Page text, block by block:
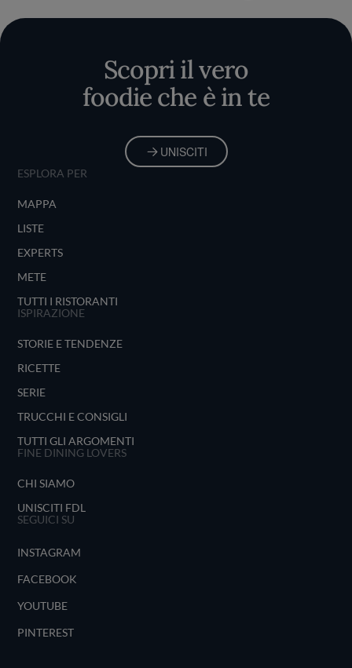
Scopri il vero
foodie che è in te
UNISCITI
ESPLORA PER
MAPPA
LISTE
EXPERTS
METE
TUTTI I RISTORANTI
ISPIRAZIONE
STORIE E TENDENZE
RICETTE
SERIE
TRUCCHI E CONSIGLI
TUTTI GLI ARGOMENTI
FINE DINING LOVERS
CHI SIAMO
UNISCITI FDL
SEGUICI SU
INSTAGRAM
FACEBOOK
YOUTUBE
PINTEREST